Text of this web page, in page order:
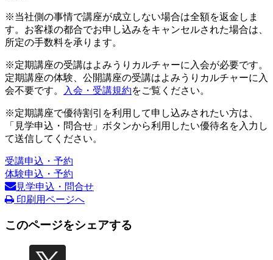
※当社側の事情で講座が成立しない場合は全額を返金しま
す。お客様の都合でお申し込みをキャンセルされた場合は、
所定の手数料を承ります。
※定期講座の受講はよみうりカルチャーに入会が必要です。
定期講座の体験、公開講座の受講はよみうりカルチャーに入
会不要です。
入会・受講規約をご覧ください。
※定期講座で優待割引を利用して申し込みされたい方は、
「見学申込・問合せ」ボタンから利用したい優待名を入力し
て送信してください。
受講申込・予約
体験申込・予約
見学申込・問合せ
印刷用ページへ
このページをシェアする